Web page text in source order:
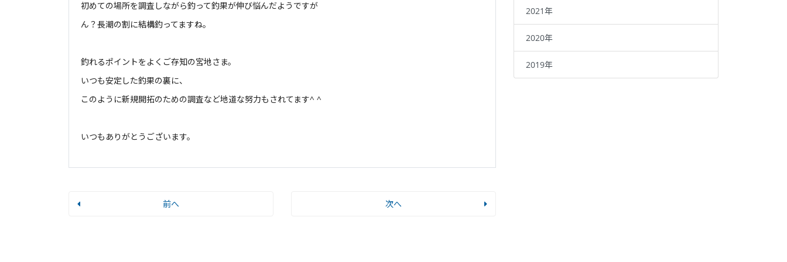
初めての場所を調査しながら釣って釣果が伸び悩んだようですが
ん？長潮の割に結構釣ってますね。
釣れるポイントをよくご存知の宮地さま。
いつも安定した釣果の裏に、
このように新規開拓のための調査など地道な努力もされてます^ ^
いつもありがとうございます。
前へ 次へ
2021年
2020年
2019年